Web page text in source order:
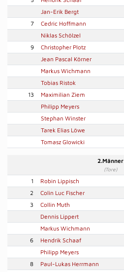
Jan-Erik Bergt
7
Cedric Hoffmann
Niklas Schölzel
9
Christopher Plotz
Jean Pascal Körner
Markus Wichmann
Tobias Ristok
13
Maximilian Ziem
Philipp Meyers
Stephan Winster
Tarek Elias Löwe
Tomasz Glowicki
2.Männer
(Tore)
1 Robin Lippisch
2
Colin Luc Fischer
3
Collin Muth
Dennis Lippert
Markus Wichmann
6
Hendrik Schaaf
Philipp Meyers
8
Paul-Lukas Herrmann